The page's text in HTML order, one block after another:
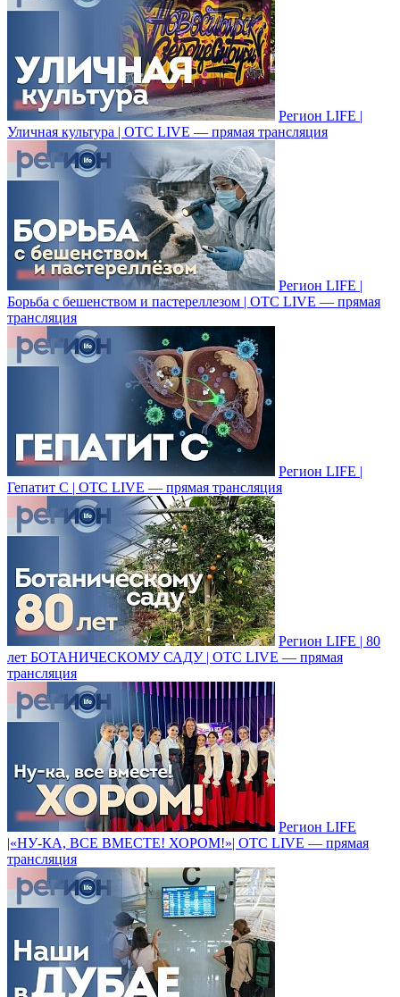
Регион LIFE |
Уличная культура | ОТС LIVE — прямая трансляция
Регион LIFE |
Борьба с бешенством и пастереллезом | ОТС LIVE — прямая
трансляция
Регион LIFE |
Гепатит С | ОТС LIVE — прямая трансляция
Регион LIFE | 80
лет БОТАНИЧЕСКОМУ САДУ | ОТС LIVE — прямая
трансляция
Регион LIFE
|«НУ-КА, ВСЕ ВМЕСТЕ! ХОРОМ!»| ОТС LIVE — прямая
трансляция